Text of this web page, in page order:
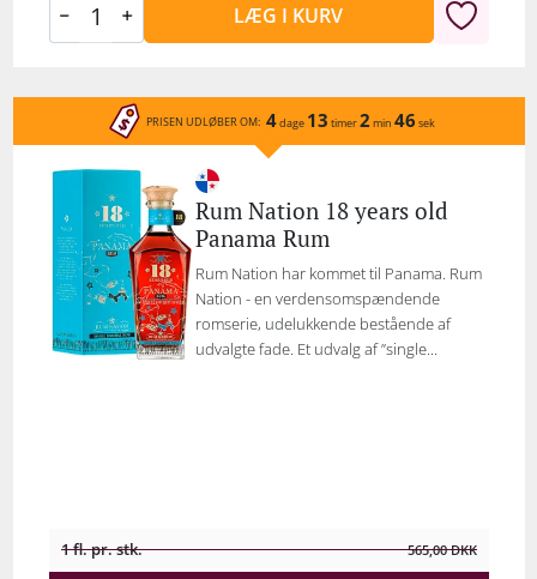
LÆG I KURV
PRISEN UDLØBER OM: 4dage 13 timer2 min 46 sek
Rum Nation 18 years old
Panama Rum
Rum Nation har kommet til Panama. Rum
Nation - en verdensomspændende
romserie, udelukkende bestående af
udvalgte fade. Et udvalg af ”single...
1 fl. pr. stk. 565,00DKK